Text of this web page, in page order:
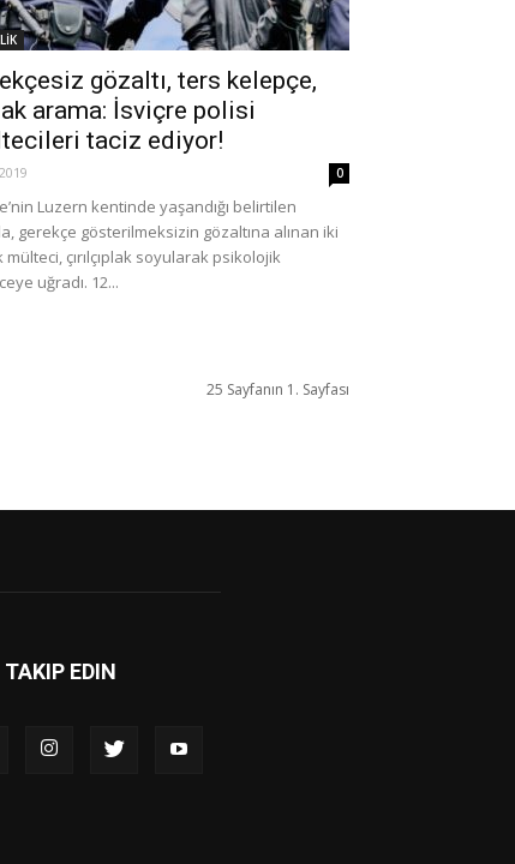
gözaltı, ters kelepçe,
arama: İsviçre polisi
taciz ediyor!
0
Luzern kentinde yaşandığı belirtilen
gerekçe gösterilmeksizin gözaltına alınan iki
mülteci, çırılçıplak soyularak psikolojik
uğradı. 12...
25 Sayfanın 1. Sayfası
EDIN